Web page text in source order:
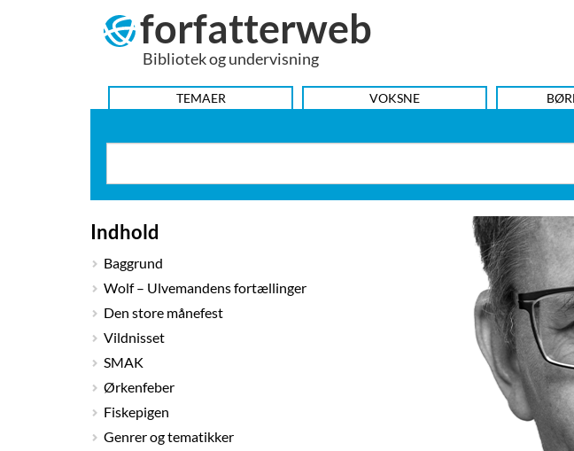
forfatterweb
Bibliotek og undervisning
HOVEDMENU
TEMAER VOKSNE
Indhold
Baggrund
Wolf – Ulvemandens fortællinger
Den store månefest
Vildnisset
SMAK
Ørkenfeber
Fiskepigen
Genrer og tematikker